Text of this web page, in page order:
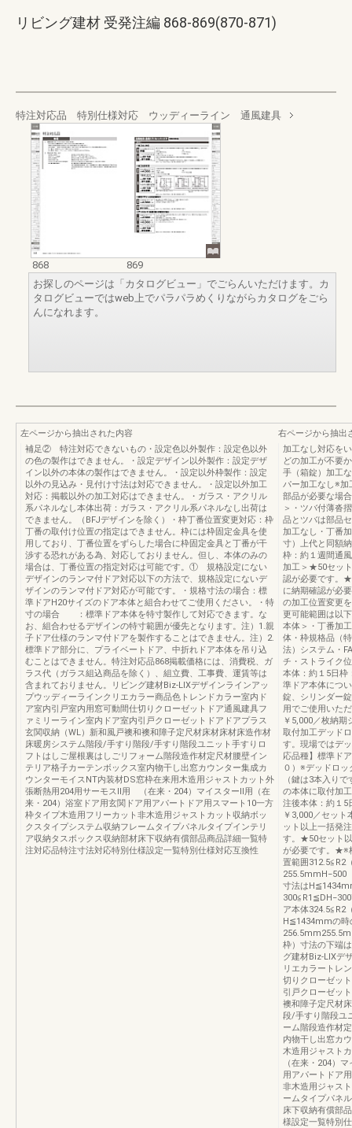
リビング建材 受発注編 868-869(870-871)
特注対応品 特別仕様対応 ウッディーライン 通風建具
868
869
お探しのページは「カタログビュー」でごらんいただけます。カ
タログビューではweb上でパラパラめくりながらカタログをごら
んになれます。
左ページから抽出された内容
補足② 特注対応できないもの・設定色以外製作：設定色以外
の色の製作はできません。・設定デザイン以外製作：設定デザ
イン以外の本体の製作はできません。・設定以外枠製作：設定
以外の見込み・見付け寸法は対応できません。・設定以外加工
対応：掲載以外の加工対応はできません。・ガラス・アクリル
系パネルなし本体出荷：ガラス・アクリル系パネルなし出荷は
できません。（BFJデザインを除く）・枠丁番位置変更対応：枠
丁番の取付け位置の指定はできません。枠には枠固定金具を使
用しており、丁番位置をずらした場合に枠固定金具と丁番が干
渉する恐れがある為、対応しておりません。但し、本体のみの
場合は、丁番位置の指定対応は可能です。① 規格設定にない
デザインのランマ付ドア対応以下の方法で、規格設定にないデ
ザインのランマ付ドア対応が可能です。・規格寸法の場合：標
準ドアH20サイズのドア本体と組合わせてご使用ください。・特
寸の場合 ：標準ドア本体を特寸製作して対応できます。な
お、組合わせるデザインの特寸範囲が優先となります。注）1.親
子ドア仕様のランマ付ドアを製作することはできません。注）2.
標準ドア部分に、プライベートドア、中折れドア本体を吊り込
むことはできません。特注対応品868掲載価格には、消費税、ガ
ラス代（ガラス組込商品を除く）、組立費、工事費、運賃等は
含まれておりません。リビング建材Biz-LIXデザインラインアッ
プウッディーラインクリエカラー商品色トレンドカラー室内ド
ア室内引戸室内用窓可動間仕切りクローゼットドア通風建具フ
ァミリーライン室内ドア室内引戸クローゼットドアドアプラス
玄関収納（WL）新和風戸襖和襖和障子定尺材床材床材床造作材
床暖房システム階段/手すり階段/手すり階段ユニット手すりロ
フトはしご屋根裏はしごリフォーム階段造作材定尺材腰壁イン
テリア格子カーテンボックス室内物干し出窓カウンター集成カ
ウンターモイスNT内装材DS窓枠在来用木造用ジャストカット外
張断熱用204用サーモスⅡ用 （在来・204）マイスターⅡ用（在
来・204）浴室ドア用玄関ドア用アパートドア用スマート10一方
枠タイプ木造用フリーカット非木造用ジャストカット収納ボッ
クスタイプシステム収納フレームタイプパネルタイプインテリ
ア収納タスボックス収納部材床下収納有償部品商品詳細一覧特
注対応品特注寸法対応特別仕様設定一覧特別仕様対応互換性
右ページから抽出
加工なし対応を
どの加工が不要
手（箱錠）加工
パー加工なし※加
部品が必要な場
＞・ツバ付薄沓
品とツバは部品
加工なし・丁番
寸）上代と同額
枠：約１週間通
加工＞★50セッ
認が必要です。
に納期確認が
の加工位置変更
更可能範囲は以
本体＞・丁番加
体・枠規格品（
法）システム・
チ・ストライク
本体：約１5日
準ドア本体につ
錠、シリンダー
用でご使用いた
￥5,000／枚納
取付加工デッド
す。現場ではデ
応品種】標準ド
０）※デッドロ
（鍵は3本入り
の本体に取付加
注後本体：約１5
￥3,000／セッ
ット以上一括発
す。★50セット
が必要です。★※
置範囲312.5≦R2
255.5mmH−500
寸法は
ア本体324.5≦R2
H≦1434mmの時
枠）寸法の下端
グ建材Biz-LIXデ
リエカラートレ
切りクローゼッ
引戸クローゼッ
襖和障子定尺材
段/手すり階段ユ
ーム階段造作材
内物干し出窓カ
木造用ジャスト
（在来・204）
用アパートドア
非木造用ジャス
ームタイプパネ
床下収納有償部
様設定一覧特別